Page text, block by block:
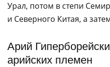
Урал, потом в степи
и Северного Китая, а
Арий
арийских племен